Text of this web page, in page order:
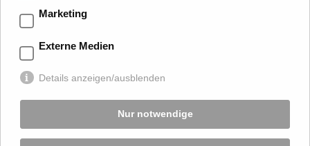
Marketing
Externe Medien
Details anzeigen/ausblenden
Nur notwendige